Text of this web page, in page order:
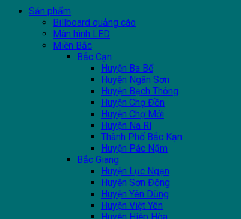
Sản phẩm
Billboard quảng cáo
Màn hình LED
Miền Bắc
Bắc Cạn
Huyện Ba Bể
Huyện Ngân Sơn
Huyện Bạch Thông
Huyện Chợ Đồn
Huyện Chợ Mới
Huyện Na Rì
Thành Phố Bắc Kạn
Huyện Pác Nặm
Bắc Giang
Huyện Lục Ngạn
Huyện Sơn Động
Huyện Yên Dũng
Huyện Việt Yên